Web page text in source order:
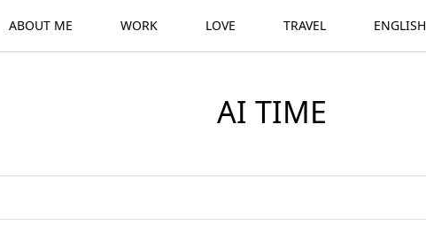
ABOUT ME WORK LOVE TRAVEL ENGLISH
AI TIME